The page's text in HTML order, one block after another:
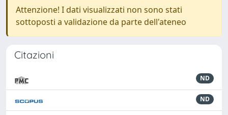
Attenzione! I dati visualizzati non sono stati
sottoposti a validazione da parte dell'ateneo
Citazioni
ND
ND